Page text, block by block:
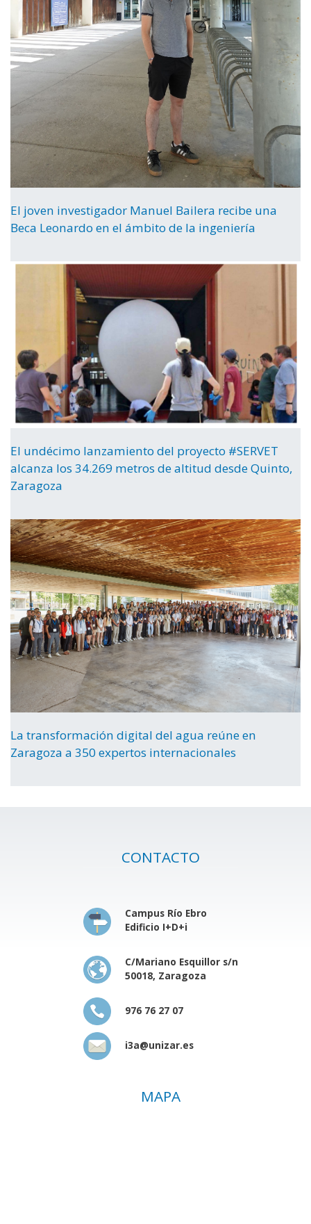
El joven investigador Manuel Bailera recibe una
Beca Leonardo en el ámbito de la ingeniería
El undécimo lanzamiento del proyecto #SERVET
alcanza los 34.269 metros de altitud desde Quinto,
Zaragoza
La transformación digital del agua reúne en
Zaragoza a 350 expertos internacionales
CONTACTO
Campus Río Ebro
Edificio I+D+i
C/Mariano Esquillor s/n
50018, Zaragoza
976 76 27 07
i3a@unizar.es
MAPA